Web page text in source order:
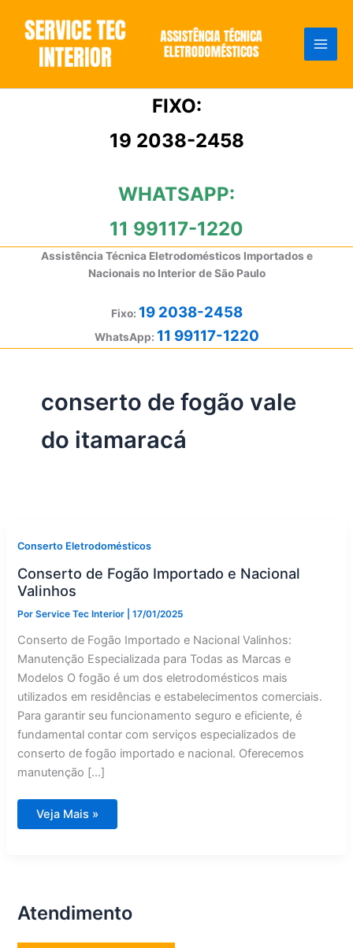
conteúdo
FIXO:
19 2038-2458
WHATSAPP:
11 99117-1220
Assistência Técnica Eletrodomésticos Importados e
Nacionais no Interior de São Paulo
Fixo: 19 2038-2458
WhatsApp: 11 99117-1220
conserto de fogão vale
do itamaracá
Conserto Eletrodomésticos
Conserto de Fogão Importado e Nacional
Valinhos
PorService Tec Interior |17/01/2025
Conserto de Fogão Importado e Nacional Valinhos:
Manutenção Especializada para Todas as Marcas e
Modelos O fogão é um dos eletrodomésticos mais
utilizados em residências e estabelecimentos comerciais.
Para garantir seu funcionamento seguro e eficiente, é
fundamental contar com serviços especializados de
conserto de fogão importado e nacional. Oferecemos
manutenção […]
Conserto
de
Veja Mais »
Atendimento